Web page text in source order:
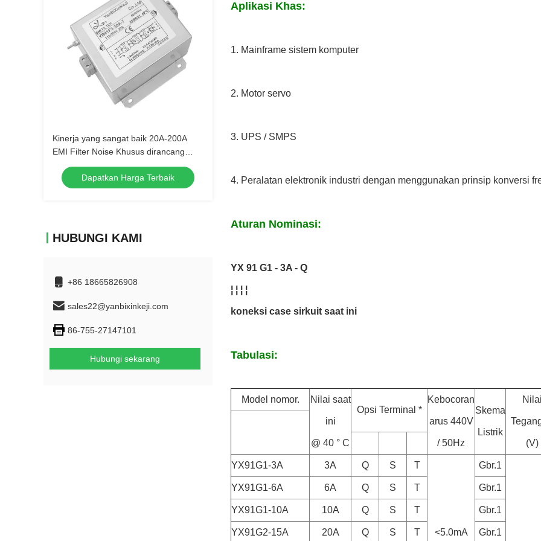
Kinerja yang sangat baik 20A-200A
EMI Filter Noise Khusus dirancang
untuk 50/60HZ Inverter
Dapatkan Harga Terbaik
HUBUNGI KAMI
+86 18665826908
sales22@yanbixinkeji.com
86-755-27147101
Hubungi sekarang
Aplikasi Khas:
1. Mainframe sistem komputer
2. Motor servo
3. UPS / SMPS
4. Peralatan elektronik industri dengan menggunakan prinsip konversi
Aturan Nominasi:
YX 91 G1 - 3A - Q
¦ ¦ ¦ ¦
koneksi case sirkuit saat ini
Tabulasi:
Model nomor. Nilai saat
ini
@ 40 ° C
Opsi Terminal *
Kebocoran
arus 440V
/ 50Hz
Skema
Listrik
Nilai
(V)
YX91G1-3A 3A Q S T
<5.0mA
Gbr.1
YX91G1-6A 6A Q S T Gbr.1
YX91G1-10A 10A Q S T Gbr.1
YX91G2-15A 20A Q S T Gbr.1